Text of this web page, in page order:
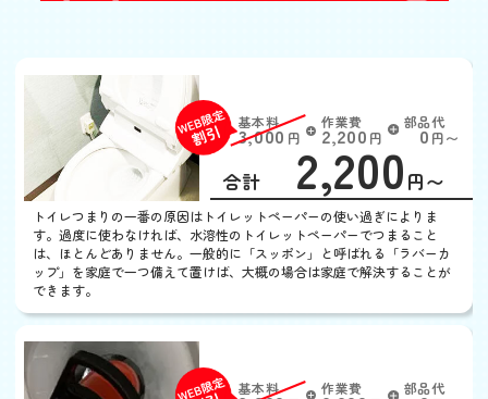
基本料
3,000 円 W
EB
限
定
割
引
作業費
2,200 円
部品代
0円〜
合計 2,200 円〜
トイレつまりの一番の原因はトイレットペーパーの使い過ぎによりま
す。過度に使わなければ、水溶性のトイレットペーパーでつまること
は、ほとんどありません。一般的に「スッポン」と呼ばれる「ラバーカ
ップ」を家庭で一つ備えて置けば、大概の場合は家庭で解決することが
できます。
基本料 作業費 部品代